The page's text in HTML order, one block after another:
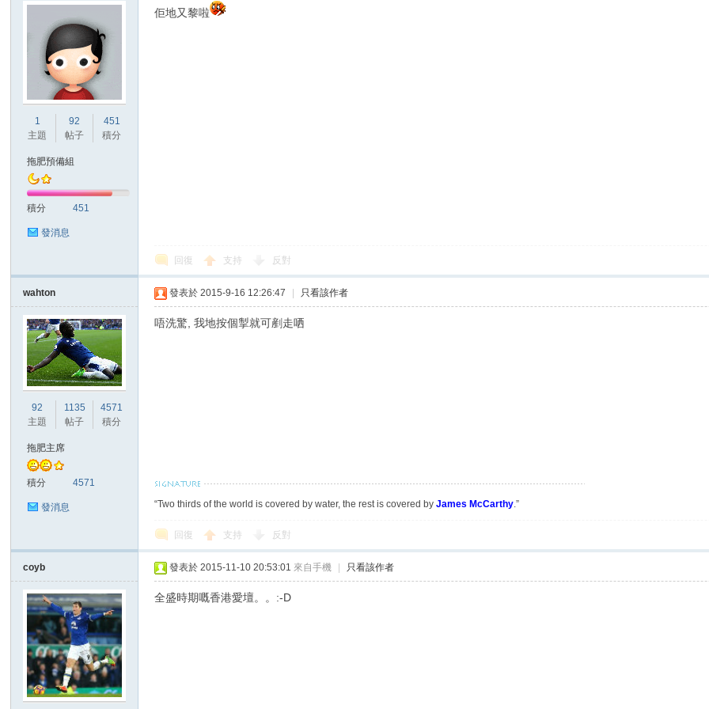
1
主題
92
帖子
451
積分
拖肥預備組
積分 451
發消息
佢地又黎啦
回復 支持 反對
wahton
92
主題
1135
帖子
4571
積分
拖肥主席
積分 4571
發消息
發表於 2015-9-16 12:26:47 只看該作者
唔洗驚, 我地按個掣就可剷走哂
“Two thirds of the world is covered by water, the rest is covered byJames McCarthy.”
回復 支持 反對
coyb 發表於 2015-11-10 20:53:01 來自手機 只看該作者
全盛時期嘅香港愛壇。。:-D